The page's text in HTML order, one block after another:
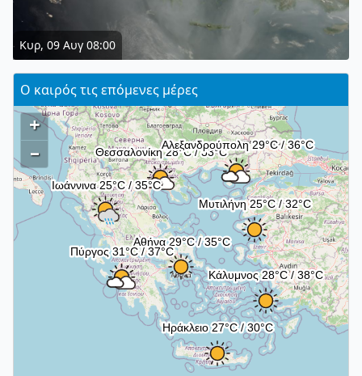
Κυρ, 09 Αυγ 08:00
Ο καιρός τις επόμενες μέρες
+
–